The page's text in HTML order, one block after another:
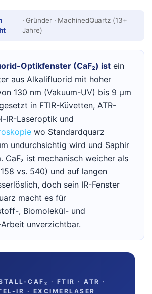
· Gründer · MachinedQuartz (13+
Jahre)
Optikfenster (CaF₂) ist ein
aus Alkalifluorid mit hoher
130 nm (Vakuum-UV) bis 9 µm
in FTIR-Küvetten, ATR-
IR-Laseroptik und
wo Standardquarz
undurchsichtig wird und Saphir
CaF₂ ist mechanisch weicher als
vs. 540) und auf langen
doch sein IR-Fenster
macht es für
, Biomolekül- und
unverzichtbar.
CAF₂ · FTIR · ATR ·
IR · EXCIMERLASER